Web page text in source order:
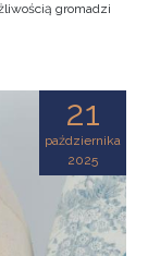
gromadzi
21
października
2025